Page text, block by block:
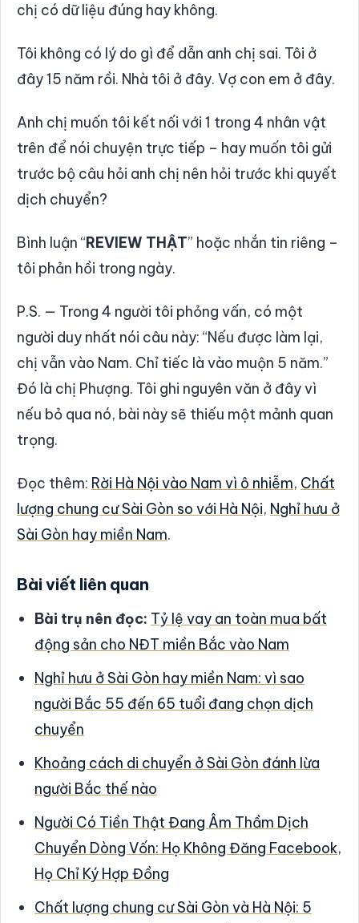
chị có dữ liệu đúng hay không.
Tôi không có lý do gì để dẫn anh chị sai. Tôi ở
đây 15 năm rồi. Nhà tôi ở đây. Vợ con em ở đây.
Anh chị muốn tôi kết nối với 1 trong 4 nhân vật
trên để nói chuyện trực tiếp – hay muốn tôi gửi
trước bộ câu hỏi anh chị nên hỏi trước khi quyết
dịch chuyển?
Bình luận “REVIEW THẬT” hoặc nhắn tin riêng –
tôi phản hồi trong ngày.
P.S. — Trong 4 người tôi phỏng vấn, có một
người duy nhất nói câu này: “Nếu được làm lại,
chị vẫn vào Nam. Chỉ tiếc là vào muộn 5 năm.”
Đó là chị Phượng. Tôi ghi nguyên văn ở đây vì
nếu bỏ qua nó, bài này sẽ thiếu một mảnh quan
trọng.
Đọc thêm: Rời Hà Nội vào Nam vì ô nhiễm, Chất
lượng chung cư Sài Gòn so với Hà Nội, Nghỉ hưu ở
Sài Gòn hay miền Nam.
Bài viết liên quan
Bài trụ nên đọc: Tỷ lệ vay an toàn mua bất
động sản cho NĐT miền Bắc vào Nam
Nghỉ hưu ở Sài Gòn hay miền Nam: vì sao
người Bắc 55 đến 65 tuổi đang chọn dịch
chuyển
Khoảng cách di chuyển ở Sài Gòn đánh lừa
người Bắc thế nào
Người Có Tiền Thật Đang Âm Thầm Dịch
Chuyển Dòng Vốn: Họ Không Đăng Facebook,
Họ Chỉ Ký Hợp Đồng
Chất lượng chung cư Sài Gòn và Hà Nội: 5